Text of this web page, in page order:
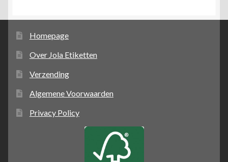
Homepage
Over Jola Etiketten
Verzending
Algemene Voorwaarden
Privacy Policy